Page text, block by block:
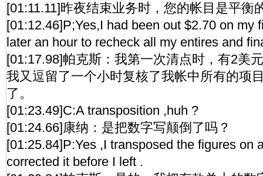
[01:11.11]昨夜结束业务时，您的帐目是平衡
[01:12.46]P;Yes,I had been out $2.70 on my
later an hour to recheck all my entires and
[01:17.98]帕克斯：我第一次清点时，有2美
我又逗留了一个小时复核了我帐中所有的项
了。
[01:23.49]C:A transposition ,huh ?
[01:24.66]康纳：是把数字写颠倒了吗？
[01:25.84]P:Yes ,I transposed the figures on
corrected it before I left .